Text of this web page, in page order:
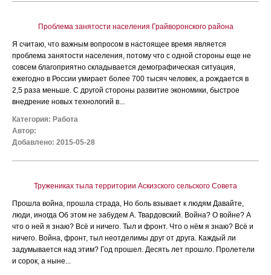
Проблема занятости населения Грайворонского района
Я считаю, что важным вопросом в настоящее время является
проблема занятости населения, потому что с одной стороны еще не
совсем благоприятно складывается демографическая ситуация,
ежегодно в России умирает более 700 тысяч человек, а рождается в
2,5 раза меньше. С другой стороны развитие экономики, быстрое
внедрение новых технологий в...
Категория: Работа
Автор:
Добавлено: 2015-05-28
Тружениках тыла территории Аскизского сельского Совета
Прошла война, прошла страда, Но боль взывает к людям Давайте,
люди, иногда Об этом не забудем А. Твардовский. Война? О войне? А
что о ней я знаю? Всё и ничего. Тыл и фронт. Что о нём я знаю? Всё и
ничего. Война, фронт, тыл неотделимы друг от друга. Каждый ли
задумывается над этим? Год прошел. Десять лет прошло. Пролетели
и сорок, а ныне...